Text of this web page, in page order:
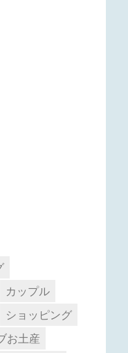
カップル
ショッピング
お土産